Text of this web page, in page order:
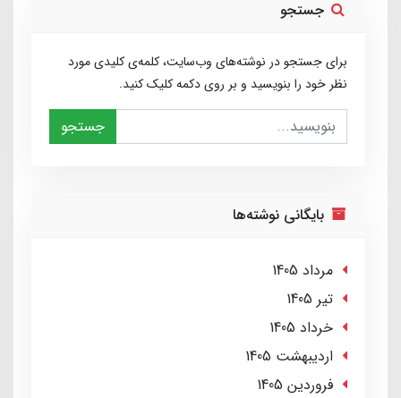
جستجو
برای جستجو در نوشته‌های وب‌سایت، کلمه‌ی کلیدی مورد
نظر خود را بنویسید و بر روی دکمه کلیک کنید.
جستجو
بایگانی نوشته‌ها
مرداد 1405
تير 1405
خرداد 1405
ارديبهشت 1405
فروردین 1405